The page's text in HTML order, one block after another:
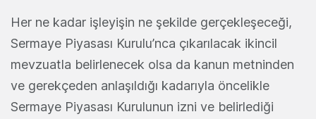
Her ne kadar işleyişin ne şekilde gerçekleşeceği,
Sermaye Piyasası Kurulu’nca çıkarılacak ikincil
mevzuatla belirlenecek olsa da kanun metninden
ve gerekçeden anlaşıldığı kadarıyla öncelikle
Sermaye Piyasası Kurulunun izni ve belirlediği